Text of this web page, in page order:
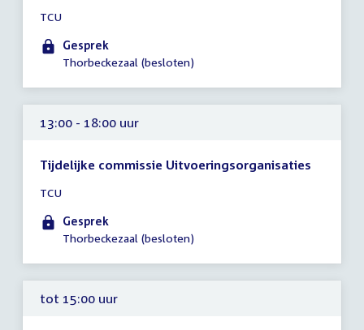
vergadering
11:15
-
uur
TCU
Gesprek
Thorbeckezaal (besloten)
13:00 - 18:00 uur
Tijdelijke commissie Uitvoeringsorganisaties
vergadering
13:00
-
uur
TCU
Gesprek
Thorbeckezaal (besloten)
tot 15:00 uur